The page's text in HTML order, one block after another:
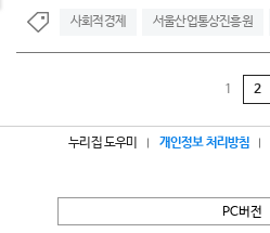
사회적경제 서울산업통상진흥원
1 2
누리집 도우미 개인정보 처리방침
PC버전